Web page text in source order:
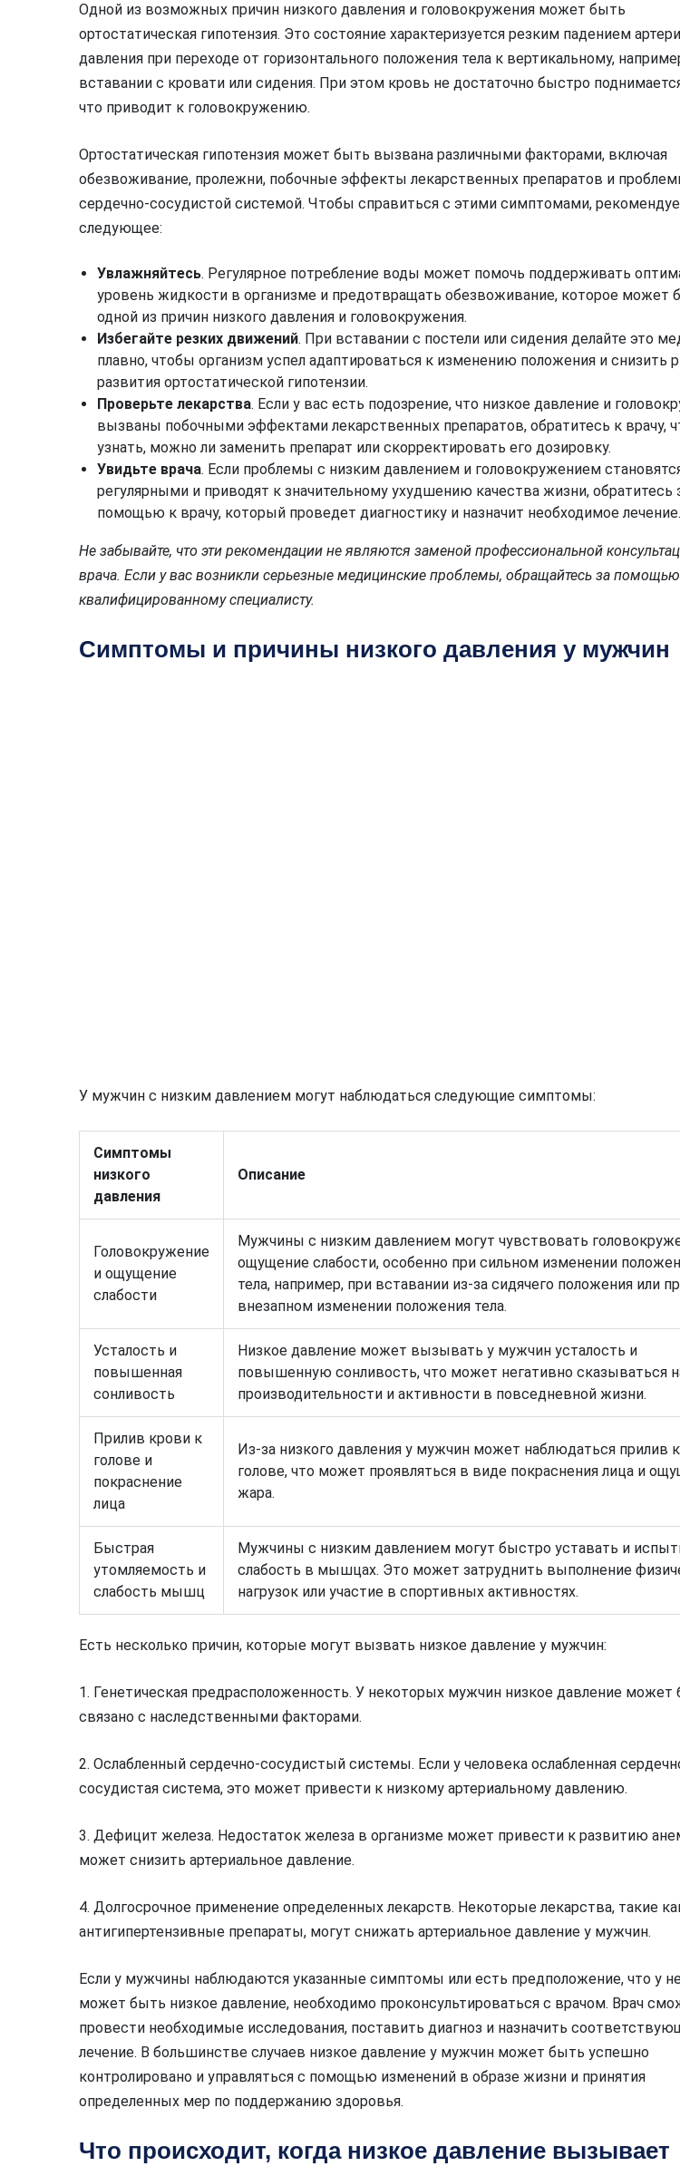
Одной из возможных причин низкого давления и головокружения может быть
ортостатическая гипотензия. Это состояние характеризуется резким падением
давления при переходе от горизонтального положения тела к вертикальному,
вставании с кровати или сидения. При этом кровь не достаточно быстро
что приводит к головокружению.
Ортостатическая гипотензия может быть вызвана различными факторами, включая
обезвоживание, пролежни, побочные эффекты лекарственных препаратов и
сердечно-сосудистой системой. Чтобы справиться с этими симптомами,
следующее:
Увлажняйтесь. Регулярное потребление воды может помочь поддерживать
уровень жидкости в организме и предотвращать обезвоживание, которое может
одной из причин низкого давления и головокружения.
Избегайте резких движений. При вставании с постели или сидения делайте это
плавно, чтобы организм успел адаптироваться к изменению положения и снизить
развития ортостатической гипотензии.
Проверьте лекарства. Если у вас есть подозрение, что низкое давление и
вызваны побочными эффектами лекарственных препаратов, обратитесь к врачу,
узнать, можно ли заменить препарат или скорректировать его дозировку.
Увидьте врача. Если проблемы с низким давлением и головокружением
регулярными и приводят к значительному ухудшению качества жизни, обратитесь
помощью к врачу, который проведет диагностику и назначит необходимое лечение.
Не забывайте, что эти рекомендации не являются заменой профессиональной
врача. Если у вас возникли серьезные медицинские проблемы, обращайтесь за
квалифицированному специалисту.
Симптомы и причины низкого давления у мужчин
У мужчин с низким давлением могут наблюдаться следующие симптомы:
Симптомы
низкого
давления
Описание
Головокружение
и ощущение
слабости
Мужчины с низким давлением могут чувствовать
ощущение слабости, особенно при сильном изменении
тела, например, при вставании из-за сидячего положения или
внезапном изменении положения тела.
Усталость и
повышенная
сонливость
Низкое давление может вызывать у мужчин усталость и
повышенную сонливость, что может негативно сказываться
производительности и активности в повседневной жизни.
Прилив крови к
голове и
покраснение
лица
Из-за низкого давления у мужчин может наблюдаться прилив
голове, что может проявляться в виде покраснения лица и
жара.
Быстрая
утомляемость и
слабость мышц
Мужчины с низким давлением могут быстро уставать и
слабость в мышцах. Это может затруднить выполнение
нагрузок или участие в спортивных активностях.
Есть несколько причин, которые могут вызвать низкое давление у мужчин:
1. Генетическая предрасположенность. У некоторых мужчин низкое давление может
связано с наследственными факторами.
2. Ослабленный сердечно-сосудистый системы. Если у человека ослабленная
сосудистая система, это может привести к низкому артериальному давлению.
3. Дефицит железа. Недостаток железа в организме может привести к развитию
может снизить артериальное давление.
4. Долгосрочное применение определенных лекарств. Некоторые лекарства, такие
антигипертензивные препараты, могут снижать артериальное давление у мужчин.
Если у мужчины наблюдаются указанные симптомы или есть предположение, что у
может быть низкое давление, необходимо проконсультироваться с врачом. Врач
провести необходимые исследования, поставить диагноз и назначить
лечение. В большинстве случаев низкое давление у мужчин может быть успешно
контролировано и управляться с помощью изменений в образе жизни и принятия
определенных мер по поддержанию здоровья.
Что происходит, когда низкое давление вызывает